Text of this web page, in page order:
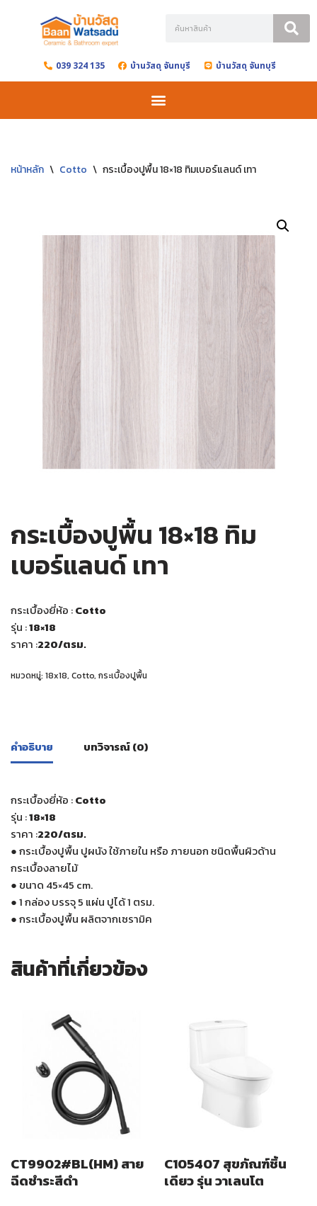
content 039 324 135 บ้านวัสดุ จันทบุรี บ้านวัสดุ จันทบุรี
หน้าหลัก \ Cotto \ กระเบื้องปูพื้น 18×18 ทิมเบอร์แลนด์ เทา
กระเบื้องปูพื้น 18×18 ทิม
เบอร์แลนด์ เทา
กระเบื้องยี่ห้อ :Cotto
รุ่น :18×18
ราคา :220/ตรม.
หมวดหมู่: 18x18, Cotto, กระเบื้องปูพื้น
คำอธิบาย บทวิจารณ์ (0)
กระเบื้องยี่ห้อ :Cotto
รุ่น :18×18
ราคา :220/ตรม.
●กระเบื้องปูพื้น ปูผนัง ใช้ภายใน หรือ ภายนอก ชนิดพื้นผิวด้าน
กระเบื้องลายไม้
● ขนาด 45×45 cm.
●1 กล่อง บรรจุ 5 แผ่น ปูได้ 1 ตรม.
●กระเบื้องปูพื้น ผลิตจากเซรามิค
สินค้าที่เกี่ยวข้อง
CT9902#BL(HM) สาย
ฉีดชำระสีดำ
C105407 สุขภัณฑ์ชิ้น
เดียว รุ่น วาเลนโต